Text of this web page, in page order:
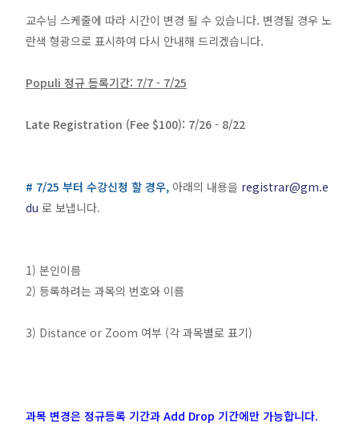
교수님 스케줄에 따라 시간이 변경 될 수 있습니다. 변경될 경우 노
란색 형광으로 표시하여 다시 안내해 드리겠습니다.
Populi 정규 등록기간: 7/7 - 7/25
Late Registration (Fee $100): 7/26 - 8/22
# 7/25 부터 수강신청 할 경우, 아래의 내용을 registrar@gm.e
du 로 보냅니다.
1) 본인이름
2) 등록하려는 과목의 번호와 이름
3) Distance or Zoom 여부 (각 과목별로 표기)
과목 변경은 정규등록 기간과 Add Drop 기간에만 가능합니다.